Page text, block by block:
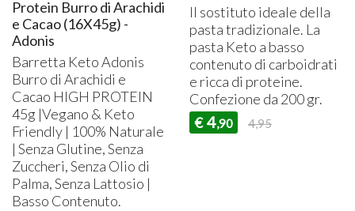
Protein Burro di Arachidi
e Cacao (16X45g) -
Adonis
Barretta Keto Adonis
Burro di Arachidi e
Cacao HIGH PROTEIN
45g |Vegano & Keto
Friendly | 100% Naturale
| Senza Glutine, Senza
Zuccheri, Senza Olio di
Palma, Senza Lattosio |
Basso Contenuto.
Il sostituto ideale della
pasta tradizionale. La
pasta Keto a basso
contenuto di carboidrati
e ricca di proteine.
Confezione da 200 gr.
€ 4,90 4,95